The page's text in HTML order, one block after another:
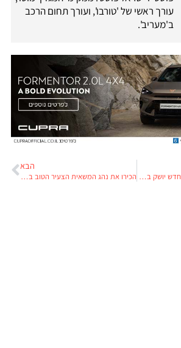
עורך ראשי של 'טורבו', ועורך תחום הרכב
ב'מעריב'.
פולקסוואגן טרנספורטר החדש יושק באירופה בחודש הבא
הבא
הכירו את נהג המשאית הצעיר הטוב באירופה